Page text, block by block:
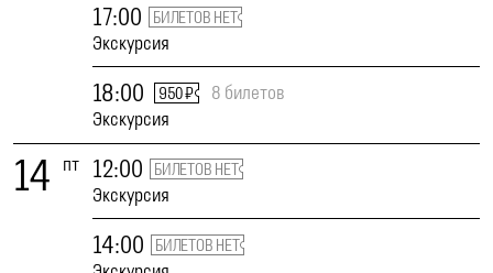
17:00 БИЛЕТОВ НЕТ
Экскурсия
18:00 950 ₽
8 билетов
Экскурсия
14 пт 12:00 БИЛЕТОВ НЕТ
Экскурсия
14:00 БИЛЕТОВ НЕТ